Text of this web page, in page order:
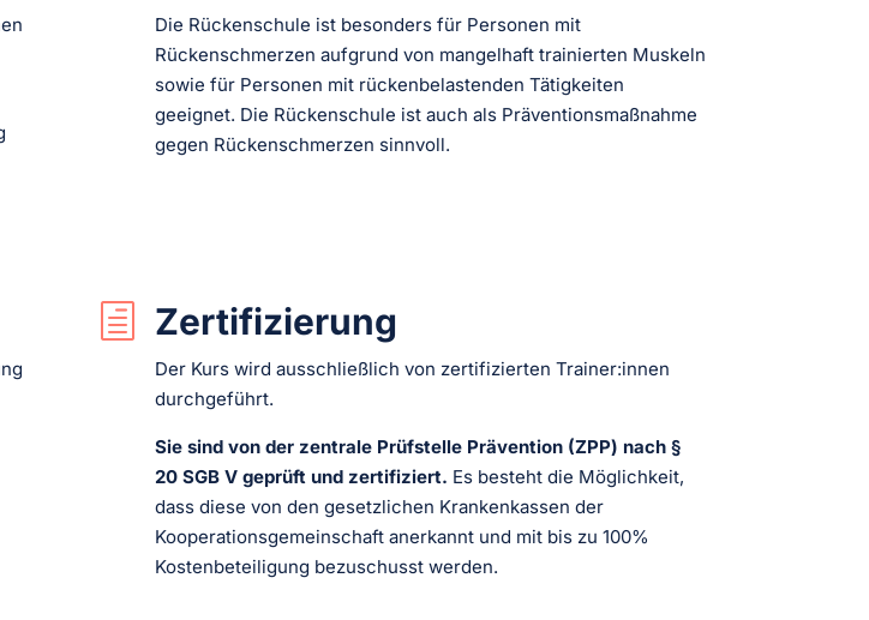
Die Rückenschule ist besonders für Personen mit
Rückenschmerzen aufgrund von mangelhaft trainierten Muskeln
sowie für Personen mit rückenbelastenden Tätigkeiten
geeignet. Die Rückenschule ist auch als Präventionsmaßnahme
gegen Rückenschmerzen sinnvoll.
h Zertifizierung
Der Kurs wird ausschließlich von zertifizierten Trainer:innen
durchgeführt.
Sie sind von der zentrale Prüfstelle Prävention (ZPP) nach §
20 SGB V geprüft und zertifiziert. Es besteht die Möglichkeit,
dass diese von den gesetzlichen Krankenkassen der
Kooperationsgemeinschaft anerkannt und mit bis zu 100%
Kostenbeteiligung bezuschusst werden.